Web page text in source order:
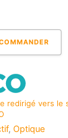
redirigé vers le
, Optique